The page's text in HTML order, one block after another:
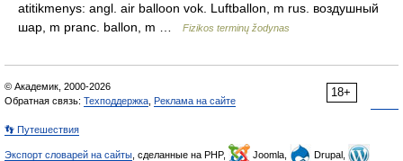
atitikmenys: angl. air balloon vok. Luftballon, m rus. воздушный
шар, m pranc. ballon, m …
Fizikos terminų žodynas
18+
© Академик, 2000-2026
Обратная связь: Техподдержка Реклама на сайте
👣 Путешествия
Экспорт словарей на сайты , сделанные на PHP, Joomla,
Drupal,